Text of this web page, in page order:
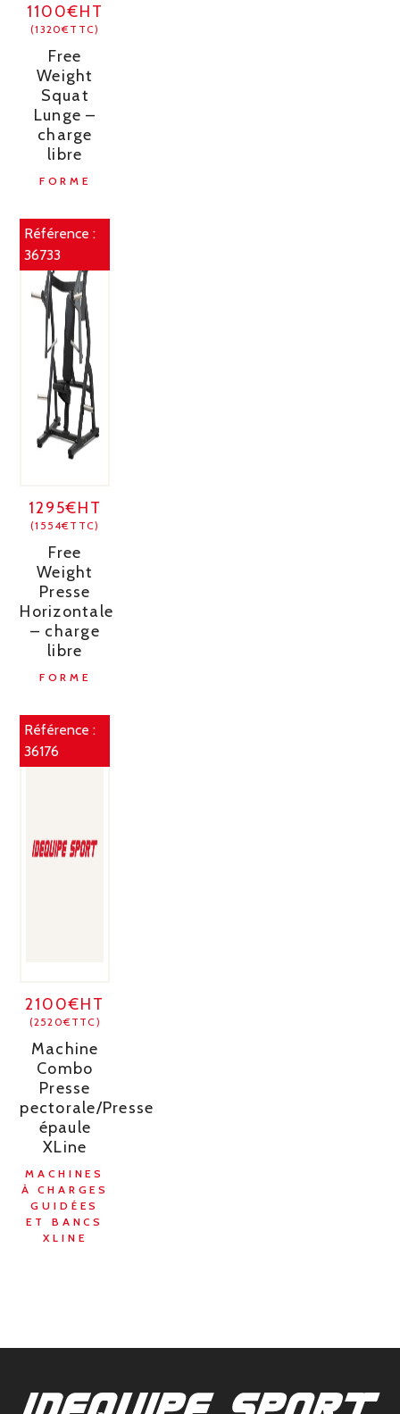
1100€HT
(1320€TTC)
Free
Weight
Squat
Lunge –
charge
libre
FORME
Référence :
36733
1295€HT
(1554€TTC)
Free
Weight
Presse
Horizontale
– charge
libre
FORME
Référence :
36176
2100€HT
(2520€TTC)
Machine
Combo
Presse
pectorale/Presse
épaule
XLine
MACHINES
À CHARGES
GUIDÉES
ET BANCS
XLINE